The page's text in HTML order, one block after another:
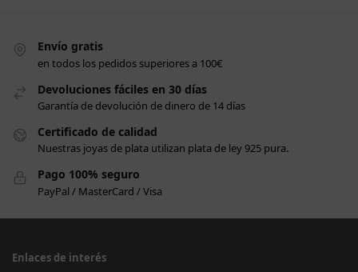
Envío gratis
en todos los pedidos superiores a 100€
Devoluciones fáciles en 30 días
Garantía de devolución de dinero de 14 días
Certificado de calidad
Nuestras joyas de plata utilizan plata de ley 925 pura.
Pago 100% seguro
PayPal / MasterCard / Visa
Enlaces de interés